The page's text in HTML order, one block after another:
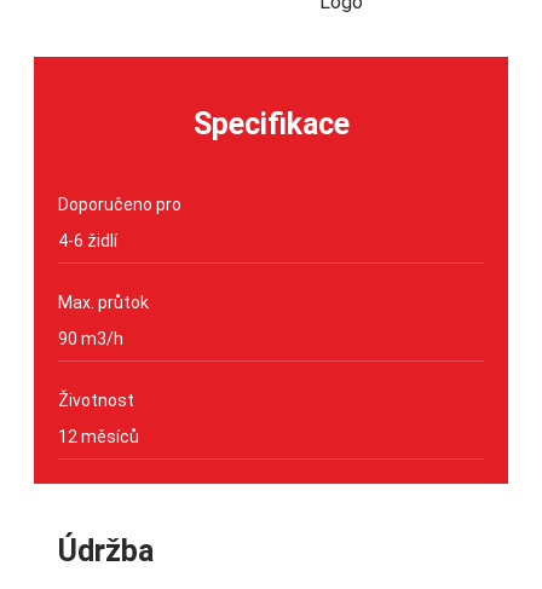
Specifikace
Doporučeno pro
4-6 židlí
Max. průtok
90 m3/h
Životnost
12 měsíců
Údržba